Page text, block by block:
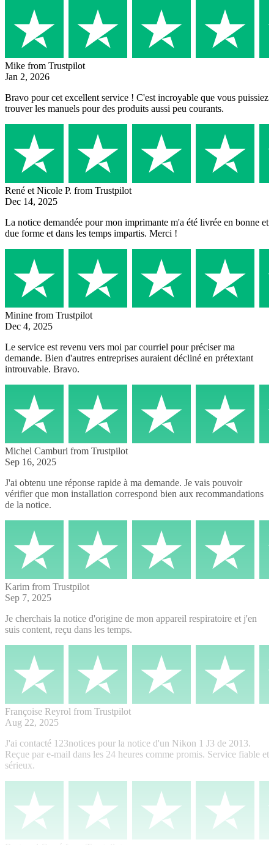
Mike from Trustpilot
Jan 2, 2026
Bravo pour cet excellent service ! C'est incroyable que vous puissiez
trouver les manuels pour des produits aussi peu courants.
René et Nicole P. from Trustpilot
Dec 14, 2025
La notice demandée pour mon imprimante m'a été livrée en bonne et
due forme et dans les temps impartis. Merci !
Minine from Trustpilot
Dec 4, 2025
Le service est revenu vers moi par courriel pour préciser ma
demande. Bien d'autres entreprises auraient décliné en prétextant
introuvable. Bravo.
Michel Camburi from Trustpilot
Sep 16, 2025
J'ai obtenu une réponse rapide à ma demande. Je vais pouvoir
vérifier que mon installation correspond bien aux recommandations
de la notice.
Karim from Trustpilot
Sep 7, 2025
Je cherchais la notice d'origine de mon appareil respiratoire et j'en
suis content, reçu dans les temps.
Françoise Reyrol from Trustpilot
Aug 22, 2025
J'ai contacté 123notices pour la notice d'un Nikon 1 J3 de 2013.
Reçue par e-mail dans les 24 heures comme promis. Service fiable et
sérieux.